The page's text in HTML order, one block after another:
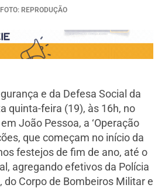
FOTO: REPRODUÇÃO
e da Defesa Social da
quinta-feira (19), às 16h, no
João Pessoa, a ‘Operação
que começam no início da
festejos de fim de ano, até o
agregando efetivos da Polícia
do Corpo de Bombeiros Militar e